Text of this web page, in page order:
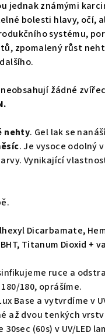
jednak známými
bolesti hlavy, očí,
systému,
zpomalený růst
žádné
nehty. Gel lak se
. Je vysoce odolný
Vynikající
Dicarbamate,
Titanum Dioxid +
ruce a
180, oprášíme.
Base a vytvrdíme v
až dvou tenkých
(60s) v UV/LED